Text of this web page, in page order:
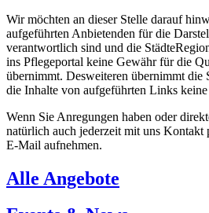
Wir möchten an dieser Stelle darauf
aufgeführten Anbietenden für die
verantwortlich sind und die
ins Pflegeportal keine Gewähr für die
übernimmt. Desweiteren übernimmt die
die Inhalte von aufgeführten Links
Wenn Sie Anregungen haben oder
natürlich auch jederzeit mit uns
E-Mail aufnehmen.
Alle Angebote